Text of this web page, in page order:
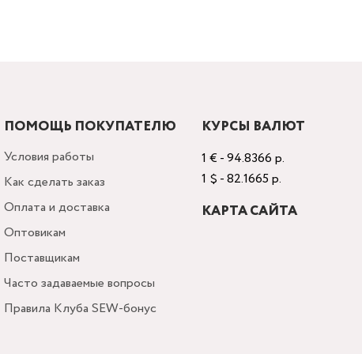
ПОМОЩЬ ПОКУПАТЕЛЮ
Условия работы
Как сделать заказ
Оплата и доставка
Оптовикам
Поставщикам
Часто задаваемые вопросы
Правила Клуба SEW-бонус
КУРСЫ ВАЛЮТ
1 € - 94.8366 р.
1 $ - 82.1665 р.
КАРТА САЙТА